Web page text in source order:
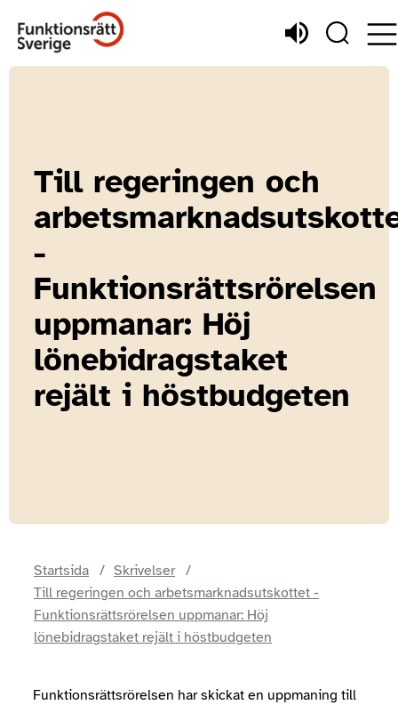
Till regeringen och
-
Funktionsrättsrörelsen
uppmanar: Höj
lönebidragstaket
rejält i höstbudgeten
Startsida
Skrivelser
Till regeringen och arbetsmarknadsutskottet -
Funktionsrättsrörelsen uppmanar: Höj
lönebidragstaket rejält i höstbudgeten
Funktionsrättsrörelsen har skickat en uppmaning till